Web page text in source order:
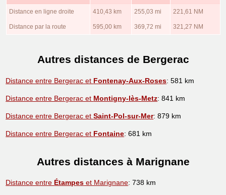
Distance en ligne droite 410,43 km 255,03 mi 221,61 NM
Distance par la route 595,00 km 369,72 mi 321,27 NM
Autres distances de Bergerac
Distance entre Bergerac et Fontenay-Aux-Roses: 581 km
Distance entre Bergerac et Montigny-lès-Metz: 841 km
Distance entre Bergerac etSaint-Pol-sur-Mer: 879 km
Distance entre Bergerac et Fontaine: 681 km
Autres distances à Marignane
Distance entre Étampes et Marignane: 738 km